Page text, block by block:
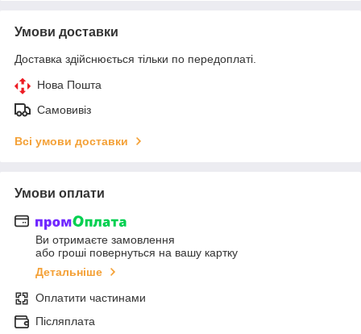
Умови доставки
Доставка здійснюється тільки по передоплаті.
Нова Пошта
Самовивіз
Всі умови доставки
Умови оплати
Ви отримаєте замовлення
або гроші повернуться на вашу картку
Детальніше
Оплатити частинами
Післяплата